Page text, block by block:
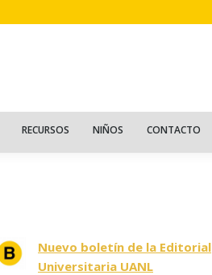
RECURSOS NIÑOS CONTACTO
Nuevo boletín de la Editorial
Universitaria UANL
PROGRAMAS DIFUSIÓN RECURSOS